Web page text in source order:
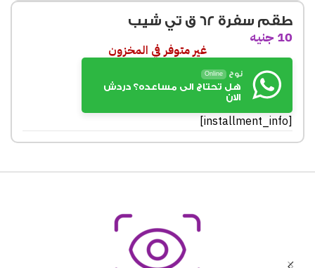
طقم سفرة 62 ق تي شيب
10 جنيه
غير متوفر في المخزون
نوح Online
هل تحتاج الى مساعده؟ دردش
الان
[installment_info]